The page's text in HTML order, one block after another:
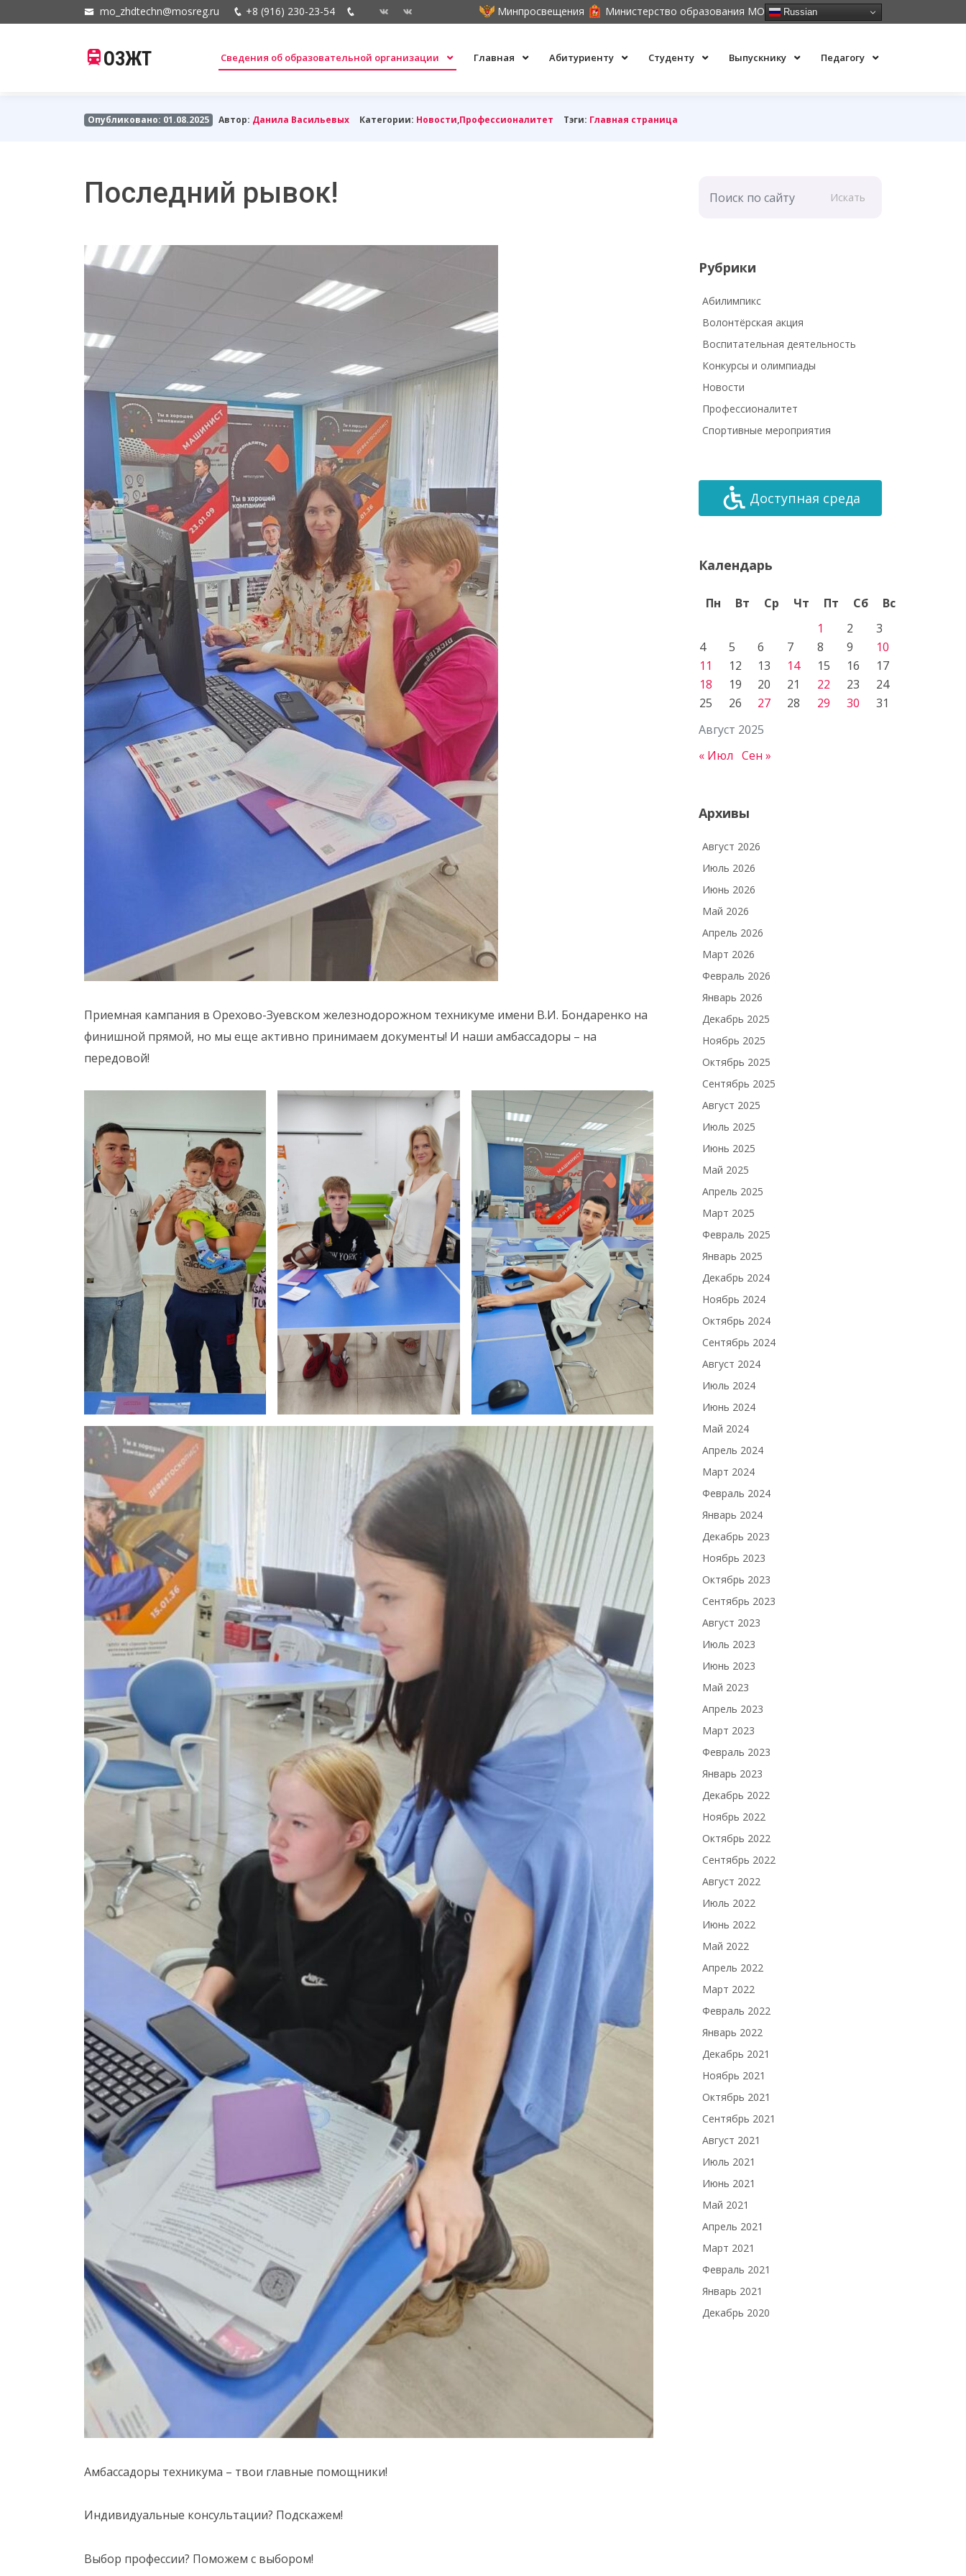
mo_zhdtechn@mosreg.ru +8 (916) 230-23-54 Минпросвещения Министерство образования МО Russian
ОЗЖТ Сведения об образовательной организации Главная Абитуриенту Студенту Выпускнику Педагогу
Опубликовано: 01.08.2025 Автор: Данила Васильевых Категории: Новости,Профессионалитет Тэги: Главная страница
Последний рывок!
Приемная кампания в Орехово-Зуевском железнодорожном техникуме имени В.И. Бондаренко на
финишной прямой, но мы еще активно принимаем документы! И наши амбассадоры – на
передовой!
Амбассадоры техникума – твои главные помощники!
Индивидуальные консультации? Подскажем!
Выбор профессии? Поможем с выбором!
Искать
Рубрики
Абилимпикс
Волонтёрская акция
Воспитательная деятельность
Конкурсы и олимпиады
Новости
Профессионалитет
Спортивные мероприятия
Доступная среда
Календарь
Август 2025
Пн Вт Ср Чт Пт Сб
Вс
1
2
3
4
5 6 7 8 9
10
11
12 13 14 15 16
17
18
19 20 21 22 23
24
25
26 27 28 29 30 31
« Июл Сен »
Архивы
Август 2026
Июль 2026
Июнь 2026
Май 2026
Апрель 2026
Март 2026
Февраль 2026
Январь 2026
Декабрь 2025
Ноябрь 2025
Октябрь 2025
Сентябрь 2025
Август 2025
Июль 2025
Июнь 2025
Май 2025
Апрель 2025
Март 2025
Февраль 2025
Январь 2025
Декабрь 2024
Ноябрь 2024
Октябрь 2024
Сентябрь 2024
Август 2024
Июль 2024
Июнь 2024
Май 2024
Апрель 2024
Март 2024
Февраль 2024
Январь 2024
Декабрь 2023
Ноябрь 2023
Октябрь 2023
Сентябрь 2023
Август 2023
Июль 2023
Июнь 2023
Май 2023
Апрель 2023
Март 2023
Февраль 2023
Январь 2023
Декабрь 2022
Ноябрь 2022
Октябрь 2022
Сентябрь 2022
Август 2022
Июль 2022
Июнь 2022
Май 2022
Апрель 2022
Март 2022
Февраль 2022
Январь 2022
Декабрь 2021
Ноябрь 2021
Октябрь 2021
Сентябрь 2021
Август 2021
Июль 2021
Июнь 2021
Май 2021
Апрель 2021
Март 2021
Февраль 2021
Январь 2021
Декабрь 2020